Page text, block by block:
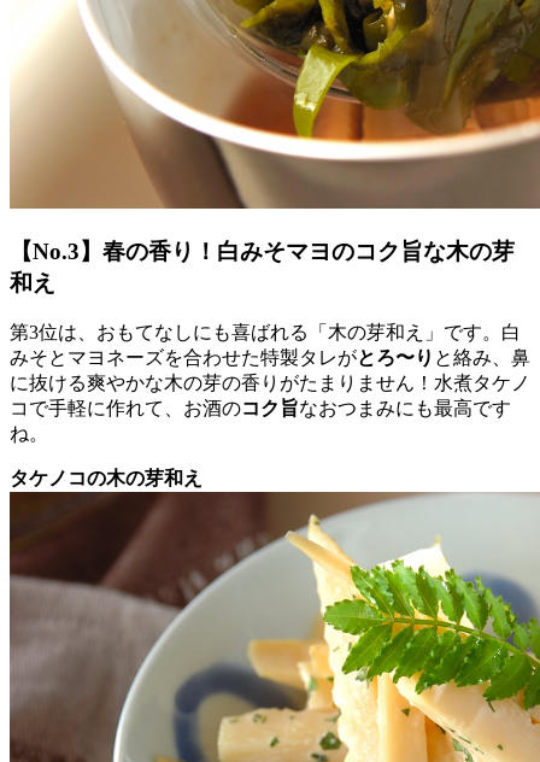
【No.3】春の香り！白みそマヨのコク旨な木の芽
和え
第3位は、おもてなしにも喜ばれる「木の芽和え」です。白
みそとマヨネーズを合わせた特製タレがとろ〜り と絡み、鼻
に抜ける爽やかな木の芽の香りがたまりません！水煮タケノ
コで手軽に作れて、お酒のコク旨なおつまみにも最高です
ね。
タケノコの木の芽和え